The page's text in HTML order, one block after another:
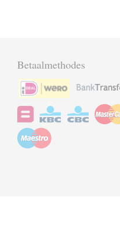
Betaalmethodes